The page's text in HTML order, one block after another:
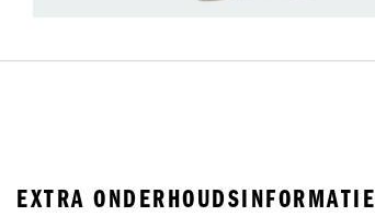
EXTRA ONDERHOUDSINFORMATIE